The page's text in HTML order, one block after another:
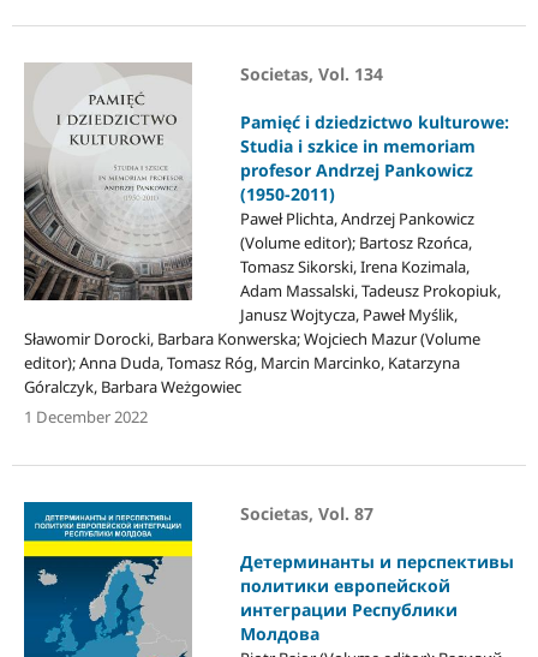
Societas, Vol. 134
Pamięć i dziedzictwo kulturowe:
Studia i szkice in memoriam
profesor Andrzej Pankowicz
(1950-2011)
Paweł Plichta, Andrzej Pankowicz
(Volume editor); Bartosz Rzońca,
Tomasz Sikorski, Irena Kozimala,
Adam Massalski, Tadeusz Prokopiuk,
Janusz Wojtycza, Paweł Myślik,
Sławomir Dorocki, Barbara Konwerska; Wojciech Mazur (Volume
editor); Anna Duda, Tomasz Róg, Marcin Marcinko, Katarzyna
Góralczyk, Barbara Weżgowiec
1 December 2022
Societas, Vol. 87
Детерминанты и перспективы
политики европейской
интеграции Республики
Молдова